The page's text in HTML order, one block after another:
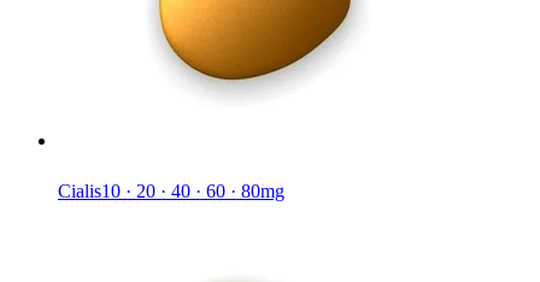
Cialis10 · 20 · 40 · 60 · 80mg